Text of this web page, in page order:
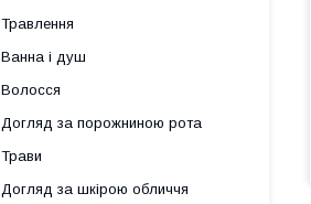
Травлення
Ванна і душ
Волосся
Догляд за порожниною рота
Трави
Догляд за шкірою обличчя